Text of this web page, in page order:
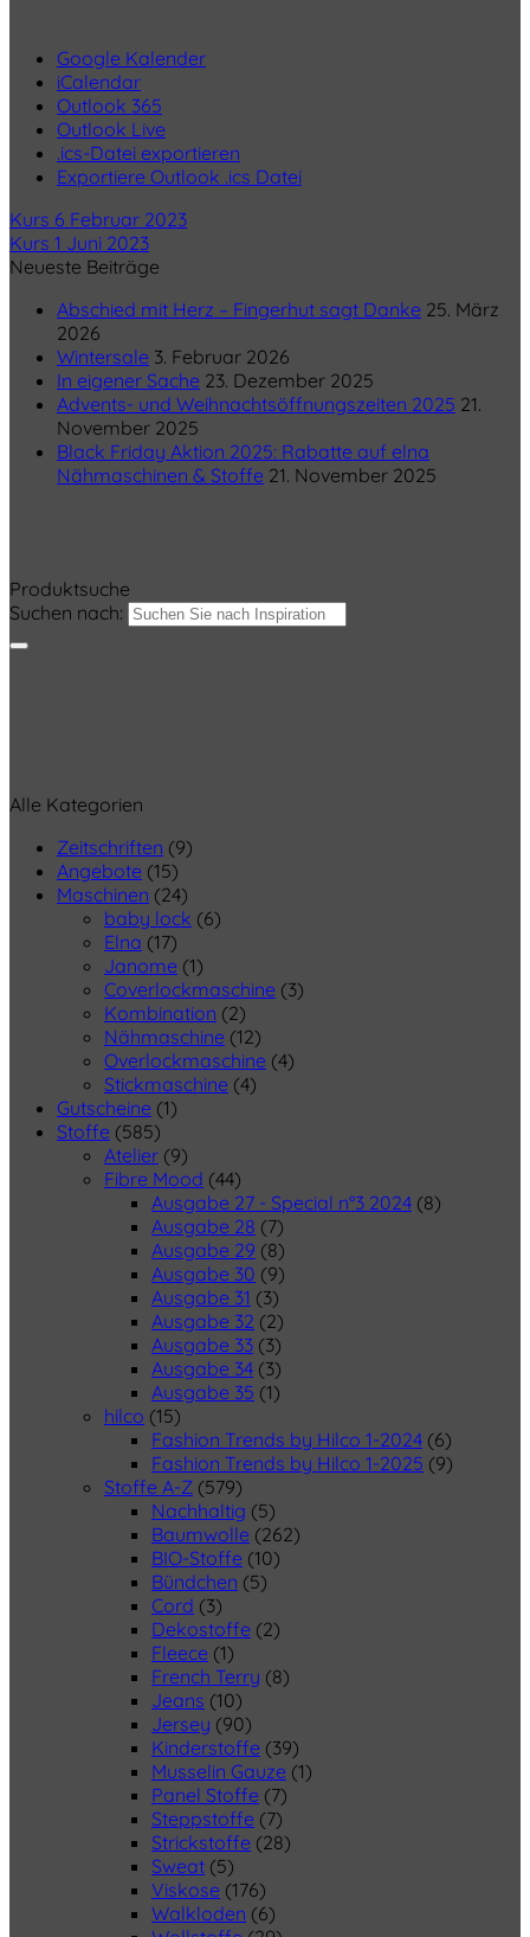
Google Kalender
iCalendar
Outlook 365
Outlook Live
.ics-Datei exportieren
Exportiere Outlook .ics Datei
Kurs 6 Februar 2023
Kurs 1 Juni 2023
Neueste Beiträge
Abschied mit Herz – Fingerhut sagt Danke 25. März
2026
Wintersale 3. Februar 2026
In eigener Sache 23. Dezember 2025
Advents- und Weihnachtsöffnungszeiten 2025 21.
November 2025
Black Friday Aktion 2025: Rabatte auf elna
Nähmaschinen & Stoffe 21. November 2025
Produktsuche
Suchen nach:
Alle Kategorien
Zeitschriften (9)
Angebote (15)
Maschinen (24)
baby lock (6)
Elna (17)
Janome (1)
Coverlockmaschine (3)
Kombination (2)
Nähmaschine (12)
Overlockmaschine (4)
Stickmaschine (4)
Gutscheine (1)
Stoffe (585)
Atelier (9)
Fibre Mood (44)
Ausgabe 27 - Special n°3 2024 (8)
Ausgabe 28 (7)
Ausgabe 29 (8)
Ausgabe 30 (9)
Ausgabe 31 (3)
Ausgabe 32 (2)
Ausgabe 33 (3)
Ausgabe 34 (3)
Ausgabe 35 (1)
hilco (15)
Fashion Trends by Hilco 1-2024 (6)
Fashion Trends by Hilco 1-2025 (9)
Stoffe A-Z (579)
Nachhaltig (5)
Baumwolle (262)
BIO-Stoffe (10)
Bündchen (5)
Cord (3)
Dekostoffe (2)
Fleece (1)
French Terry (8)
Jeans (10)
Jersey (90)
Kinderstoffe (39)
Musselin Gauze (1)
Panel Stoffe (7)
Steppstoffe (7)
Strickstoffe (28)
Sweat (5)
Viskose (176)
Walkloden (6)